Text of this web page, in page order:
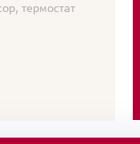
термостат